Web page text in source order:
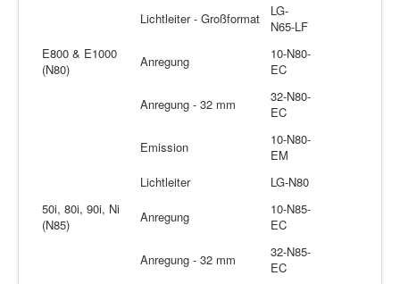
Lichtleiter - Großformat
LG-
N65-LF
E800 & E1000
(N80)
Anregung
10-N80-
EC
Anregung - 32 mm
32-N80-
EC
Emission
10-N80-
EM
Lichtleiter
LG-N80
50i, 80i, 90i, Ni
(N85)
Anregung
10-N85-
EC
Anregung - 32 mm
32-N85-
EC